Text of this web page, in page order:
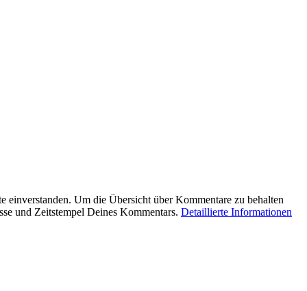
Um die Übersicht über Kommentare zu behalten
und Zeitstempel Deines Kommentars. Detaillierte Informationen